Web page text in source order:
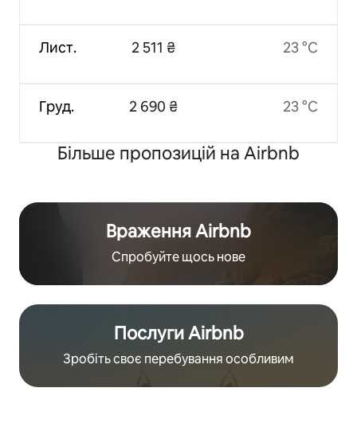
Лист.
Груд.
2 511 ₴
2 690 ₴
23 °C
23 °C
Більше пропозицій на Airbnb
Враження Airbnb
Спробуйте щось нове
Послуги Airbnb
Зробіть своє перебування особливим